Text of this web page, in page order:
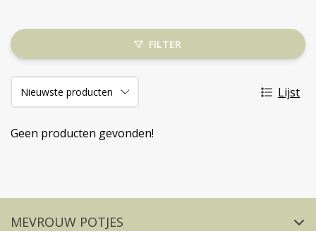
FILTER
Lijst
Geen producten gevonden!
FACEBOOK
MEVROUW POTJES